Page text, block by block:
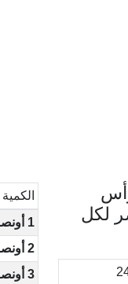
لكل
الكمية
1 أونصة عيار 24
2 أونصة عيار 24
3 أونصة عيار 24